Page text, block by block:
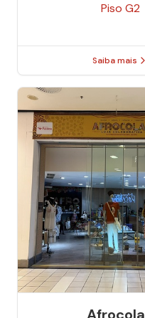
Piso G2
Saiba mais